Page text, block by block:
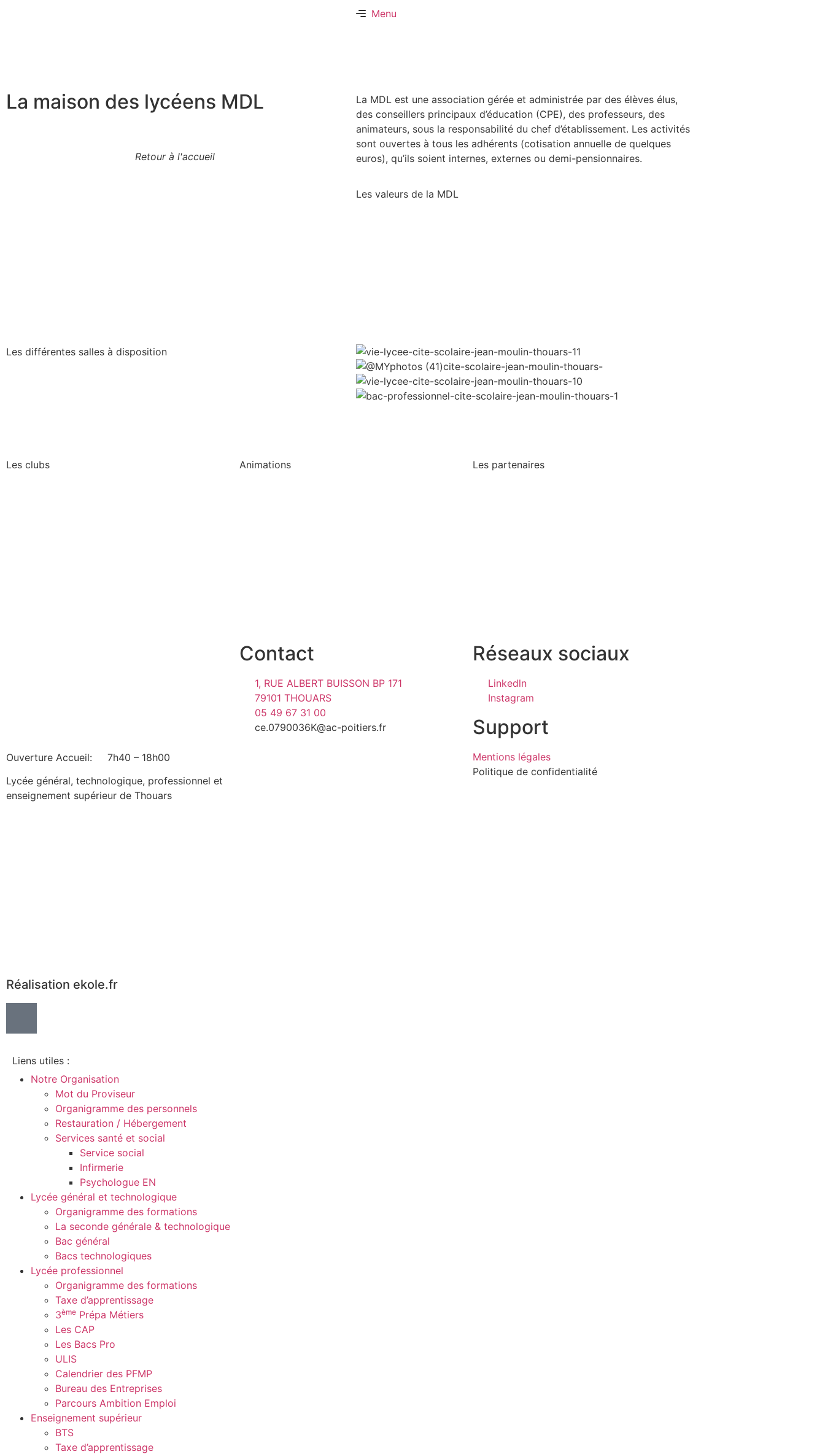
Retour à l'accueil
Menu
La maison des lycéens MDL
La MDL est une association gérée et administrée par des élèves élus,
des conseillers principaux d’éducation (CPE), des professeurs, des
animateurs, sous la responsabilité du chef d’établissement. Les activités
sont ouvertes à tous les adhérents (cotisation annuelle de quelques
euros), qu’ils soient internes, externes ou demi-pensionnaires.
Les valeurs de la MDL
Les différentes salles à disposition
Les clubs Animations Les partenaires
Ouverture Accueil: 7h40 – 18h00
Lycée général, technologique, professionnel et
enseignement supérieur de Thouars
Contact
1, RUE ALBERT BUISSON BP 171
79101 THOUARS
05 49 67 31 00
ce.0790036K@ac-poitiers.fr
Réseaux sociaux
Linkedln
Instagram
Support
Mentions légales
Politique de confidentialité
Réalisation ekole.fr
Liens utiles :
Notre Organisation
Mot du Proviseur
Organigramme des personnels
Restauration / Hébergement
Services santé et social
Service social
Infirmerie
Psychologue EN
Lycée général et technologique
Organigramme des formations
La seconde générale & technologique
Bac général
Bacs technologiques
Lycée professionnel
Organigramme des formations
Taxe d’apprentissage
3ème Prépa Métiers
Les CAP
Les Bacs Pro
ULIS
Calendrier des PFMP
Bureau des Entreprises
Parcours Ambition Emploi
Enseignement supérieur
BTS
Taxe d’apprentissage